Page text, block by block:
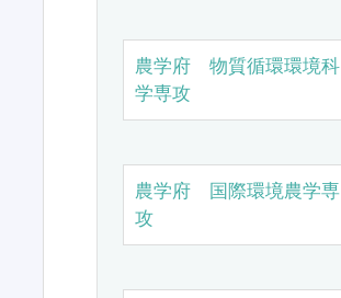
農学府 物質循環環境科
学専攻
農学府 国際環境農学専
攻